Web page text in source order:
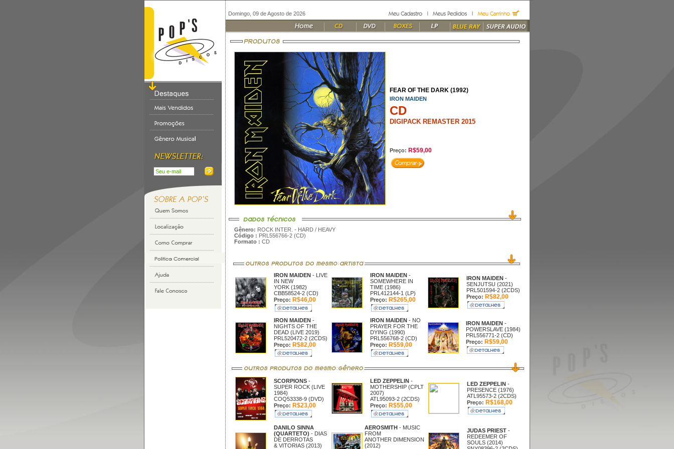
Domingo, 09 de Agosto de 2026
FEAR OF THE DARK (1992)
IRON MAIDEN
CD
DIGIPACK REMASTER 2015
Preço: R$59,00
Gênero: ROCK INTER. - HARD / HEAVY
Código : PRL556766-2 (CD)
Formato : CD
IRON MAIDEN - LIVE
IN NEW
YORK (1982)
CBB58524-2 (CD)
Preço: R$46,00
IRON MAIDEN -
SOMEWHERE IN
TIME (1986)
PRL412144-1 (LP)
Preço: R$265,00
IRON MAIDEN -
SENJUTSU (2021)
PRL501594-2 (2CDS)
Preço: R$82,00
IRON MAIDEN -
NIGHTS OF THE
DEAD (LIVE 2019)
PRL520472-2 (2CDS)
Preço: R$82,00
IRON MAIDEN - NO
PRAYER FOR THE
DYING (1990)
PRL556768-2 (CD)
Preço: R$59,00
IRON MAIDEN -
POWERSLAVE (1984)
PRL556771-2 (CD)
Preço: R$59,00
SCORPIONS -
SUPER ROCK (LIVE
1984)
COQ53338-9 (DVD)
Preço: R$23,00
LED ZEPPELIN -
MOTHERSHIP (CPLT
2007)
ATL95093-2 (2CDS)
Preço: R$55,00
LED ZEPPELIN -
PRESENCE (1976)
ATL95573-2 (2CDS)
Preço: R$168,00
DANILO SINNA
(QUARTETO) - DIAS
DE DERROTAS
& VITORIAS (2013)
AEROSMITH - MUSIC
FROM
ANOTHER DIMENSION
(2012)
JUDAS PRIEST -
REDEEMER OF
SOULS (2014)